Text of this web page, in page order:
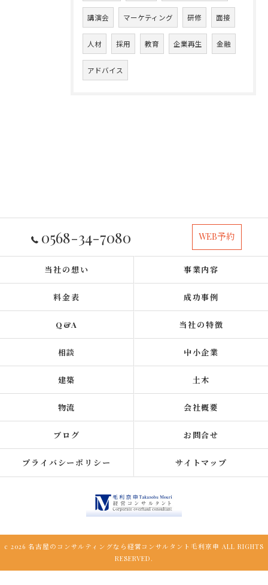
講演会 マーケティング 研修 面接
人材 採用 教育 企業再生 金融
アドバイス
0568-34-7080 WEB予約
当社の想い 事業内容
料金表 成功事例
Q&A 当社の特徴
相談 中小企業
建築 土木
物流 会社概要
ブログ お問合せ
プライバシーポリシー サイトマップ
c 2026 名古屋のコンサルティングなら経営コンサルタント毛利京申 ALL RIGHTS
RESERVED.